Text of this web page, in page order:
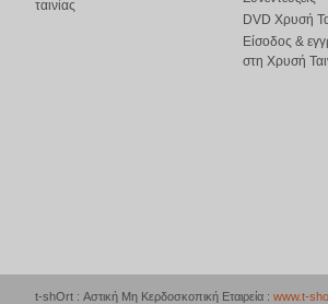
ταινίας
DVD Χρυσή
Είσοδος &
στη Χρυσή
t-shOrt : Αστική Μη Κερδοσκοπική Εταιρεία : www.t-